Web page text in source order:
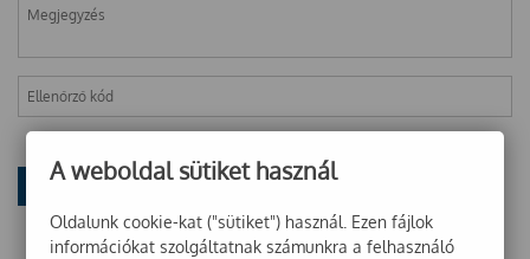
A weboldal sütiket használ
Oldalunk cookie-kat ("sütiket") használ. Ezen fájlok
információkat szolgáltatnak számunkra a felhasználó